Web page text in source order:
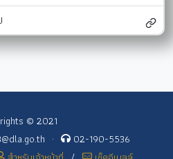
© 2021
·
02-190-5536